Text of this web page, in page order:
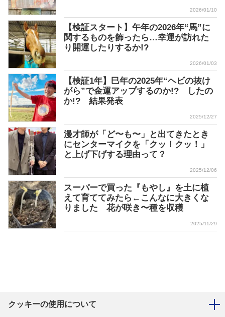
2026/01/10
【検証スタート】午年の2026年“馬”に
関するものを飾ったら…幸運が訪れた
り開運したりするか!?
2026/01/03
【検証1年】巳年の2025年“ヘビの抜け
がら”で金運アップするのか!? したの
か!? 結果発表
2025/12/27
漫才師が「ど〜も〜」と出てきたとき
にセンターマイクを「クッ！クッ！」
と上げ下げする理由って？
2025/12/06
スーパーで買った『もやし』を土に植
えて育ててみたら←こんなに大きくな
りました 花が咲き〜種を収穫
2025/11/29
クッキーの使用について